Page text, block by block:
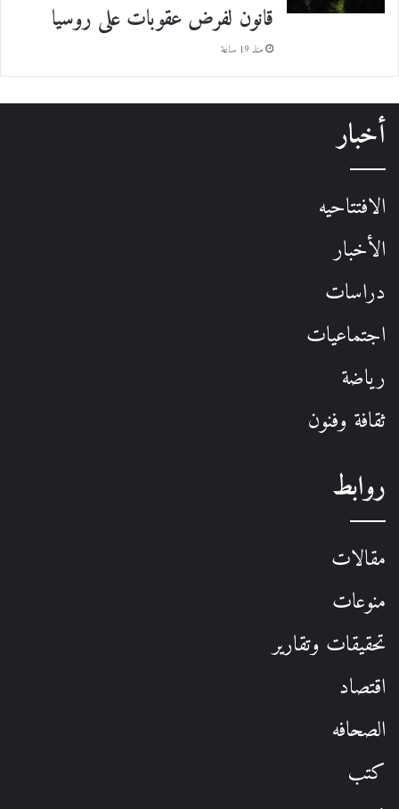
قانون لفرض عقوبات على روسيا
منذ 19 ساعة
أخبار
الافتتاحيه
الأخبار
دراسات
اجتماعيات
رياضة
ثقافة وفنون
روابط
مقالات
منوعات
تحقيقات وتقارير
اقتصاد
الصحافه
كتب